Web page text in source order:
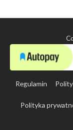
Regulamin
Polityka